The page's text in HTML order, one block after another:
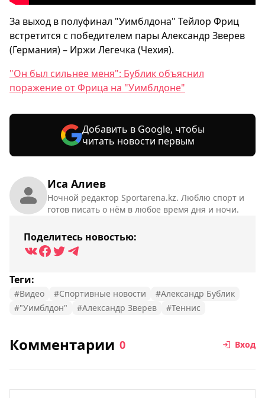
Иса Алиев
Ночной редактор Sportarena.kz. Люблю спорт и
готов писать о нём в любое время дня и ночи.
Поделитесь новостью:
Теги:
#Видео #Спортивные новости
#Александр Бублик
#"Уимблдон"
#Александр Зверев #Теннис
За выход в полуфинал "Уимблдона" Тейлор Фриц
встретится с победителем пары Александр Зверев
(Германия) – Иржи Легечка (Чехия).
"Он был сильнее меня": Бублик объяснил
поражение от Фрица на "Уимблдоне"
Добавить в Google, чтобы
читать новости первым
Комментарии 0 Вход